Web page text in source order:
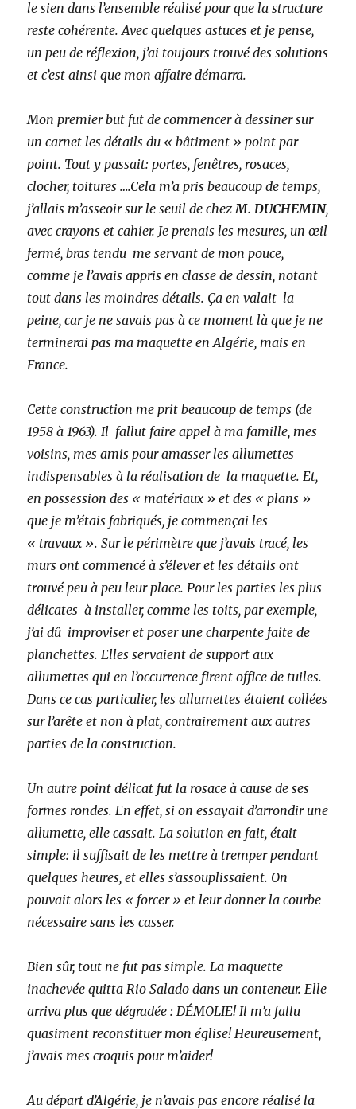
le sien dans l’ensemble réalisé pour que la structure
reste cohérente. Avec quelques astuces et je pense,
un peu de réflexion, j’ai toujours trouvé des solutions
et c’est ainsi que mon affaire démarra.
Mon premier but fut de commencer à dessiner sur
un carnet les détails du « bâtiment » point par
point. Tout y passait: portes, fenêtres, rosaces,
clocher, toitures ….Cela m’a pris beaucoup de temps,
j’allais m’asseoir sur le seuil de chezM. DUCHEMIN,
avec crayons et cahier. Je prenais les mesures, un œil
fermé, bras tendu me servant de mon pouce,
comme je l’avais appris en classe de dessin, notant
tout dans les moindres détails. Ça en valait la
peine, car je ne savais pas à ce moment là que je ne
terminerai pas ma maquette en Algérie, mais en
France.
Cette construction me prit beaucoup de temps (de
1958 à 1963). Il fallut faire appel à ma famille, mes
voisins, mes amis pour amasser les allumettes
indispensables à la réalisation de la maquette. Et,
en possession des « matériaux » et des « plans »
que je m’étais fabriqués, je commençai les
« travaux ». Sur le périmètre que j’avais tracé, les
murs ont commencé à s’élever et les détails ont
trouvé peu à peu leur place. Pour les parties les plus
délicates à installer, comme les toits, par exemple,
j’ai dû improviser et poser une charpente faite de
planchettes. Elles servaient de support aux
allumettes qui en l’occurrence firent office de tuiles.
Dans ce cas particulier, les allumettes étaient collées
sur l’arête et non à plat, contrairement aux autres
parties de la construction.
Un autre point délicat fut la rosace à cause de ses
formes rondes. En effet, si on essayait d’arrondir une
allumette, elle cassait. La solution en fait, était
simple: il suffisait de les mettre à tremper pendant
quelques heures, et elles s’assouplissaient. On
pouvait alors les « forcer » et leur donner la courbe
nécessaire sans les casser.
Bien sûr, tout ne fut pas simple. La maquette
inachevée quitta Rio Salado dans un conteneur. Elle
arriva plus que dégradée : DÉMOLIE! Il m’a fallu
quasiment reconstituer mon église! Heureusement,
j’avais mes croquis pour m’aider!
Au départ d’Algérie, je n’avais pas encore réalisé la